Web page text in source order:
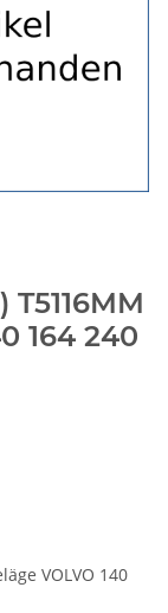
164 240
VOLVO 140